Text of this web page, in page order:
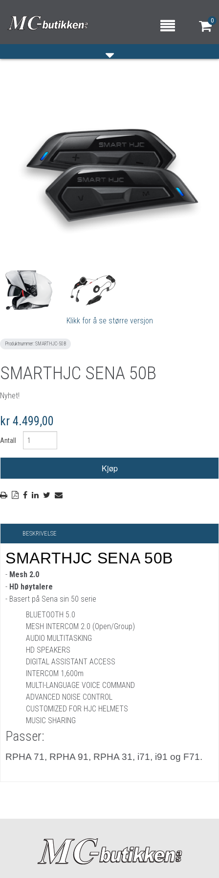
0
OM OSS/ÅPNINGSTIDER
KONTAKT OSS
Klikk for å se større versjon
Produktnummer:SMARTHJC-50B
SMARTHJC SENA 50B
Nyhet!
kr 4.499,00
Antall
BESKRIVELSE
SMARTHJC SENA 50B
- Mesh 2.0
- HD høytalere
- Basert på Sena sin 50 serie
BLUETOOTH 5.0
MESH INTERCOM 2.0 (Open/Group)
AUDIO MULTITASKING
HD SPEAKERS
DIGITAL ASSISTANT ACCESS
INTERCOM 1,600m
MULTI-LANGUAGE VOICE COMMAND
ADVANCED NOISE CONTROL
CUSTOMIZED FOR HJC HELMETS
MUSIC SHARING
Passer:
RPHA 71, RPHA 91, RPHA 31, i71, i91 og F71.